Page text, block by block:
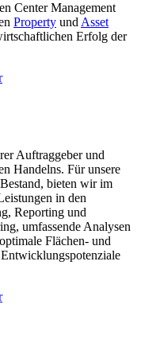
Center Management
Property und Asset
Erfolg der
Auftraggeber und
Handelns. Für unsere
bieten wir im
in den
Reporting und
umfassende Analysen
Flächen- und